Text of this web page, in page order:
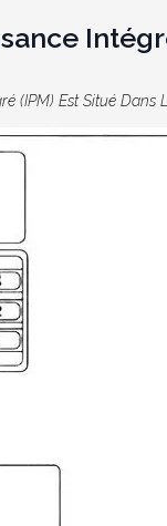
(IPM) Est Situé